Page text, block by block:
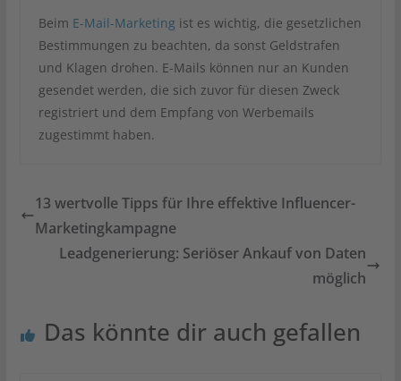
Beim E-Mail-Marketing ist es wichtig, die gesetzlichen
Bestimmungen zu beachten, da sonst Geldstrafen
und Klagen drohen. E-Mails können nur an Kunden
gesendet werden, die sich zuvor für diesen Zweck
registriert und dem Empfang von Werbemails
zugestimmt haben.
13 wertvolle Tipps für Ihre effektive Influencer-
Marketingkampagne
Leadgenerierung: Seriöser Ankauf von Daten
möglich
Das könnte dir auch gefallen